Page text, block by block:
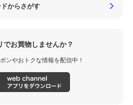
からさがす
でお買物しませんか？
ンやおトクな情報を配信中！